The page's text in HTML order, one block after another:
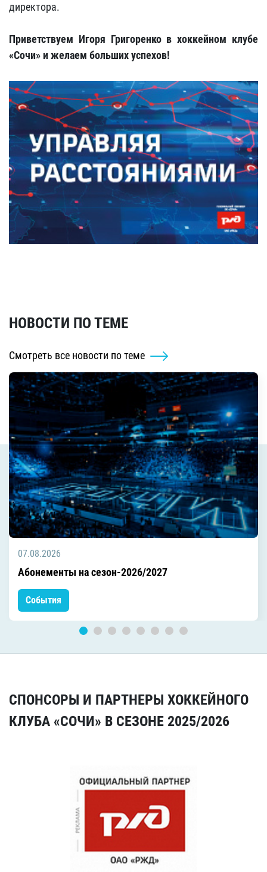
директора.
Приветствуем Игоря Григоренко в хоккейном клубе
«Сочи» и желаем больших успехов!
НОВОСТИ ПО ТЕМЕ
Смотреть все новости по теме
07.08.2026
Абонементы на сезон-2026/2027
События
СПОНСОРЫ И ПАРТНЕРЫ ХОККЕЙНОГО
КЛУБА «СОЧИ» В СЕЗОНЕ 2025/2026